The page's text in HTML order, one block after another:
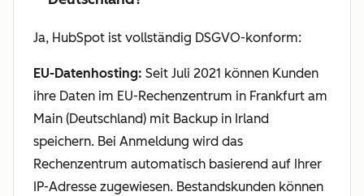
Ja, HubSpot ist vollständig DSGVO-konform:
EU-Datenhosting: Seit Juli 2021 können Kunden
ihre Daten im EU-Rechenzentrum in Frankfurt am
Main (Deutschland) mit Backup in Irland
speichern. Bei Anmeldung wird das
Rechenzentrum automatisch basierend auf Ihrer
IP-Adresse zugewiesen. Bestandskunden können